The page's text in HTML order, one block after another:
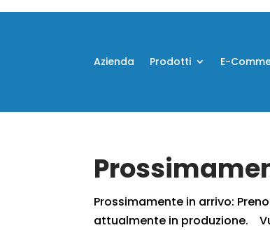
Azienda Prodotti E-
Prossimamente in arrivo:
attualmente in produzione.